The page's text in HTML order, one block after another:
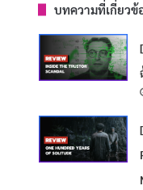
บทความที่เกี่ยวข้